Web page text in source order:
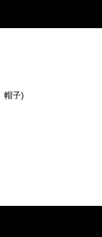
帽子)